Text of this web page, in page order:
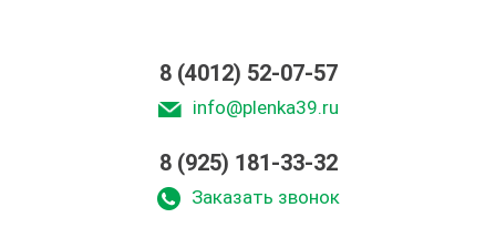
8 (4012) 52-07-57
info@plenka39.ru
8 (925) 181-33-32
Заказать звонок